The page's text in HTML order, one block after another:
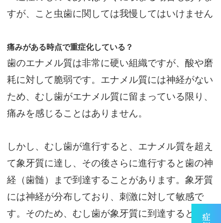
すが、こと虫歯に関しては我慢してはいけません
痛みがある時点で重症化している？
歯のエナメル質は非常に硬い組織ですが、酸や磨
耗に対して脆弱です。エナメル質には神経がない
ため、むし歯がエナメル質に留まっている限り、
痛みを感じることはありません。
しかし、むし歯が進行すると、エナメル質を超え
て象牙質に達し、その後さらに進行すると歯の神
経（歯髄）まで到達することがあります。象牙質
には神経が分布しており、刺激に対して敏感で
す。そのため、むし歯が象牙質に到達すると、冷